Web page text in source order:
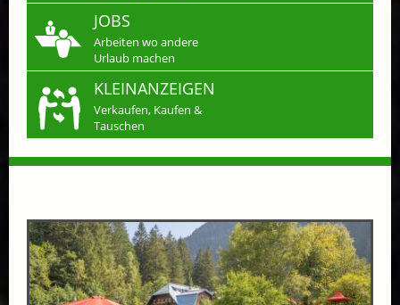
JOBS
Arbeiten wo andere
Urlaub machen
KLEINANZEIGEN
Verkaufen, Kaufen &
Tauschen